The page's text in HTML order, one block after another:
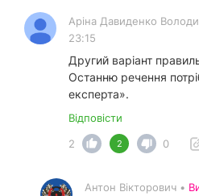
Аріна Давиденко
23:15
Другий варіант
Останню речення
експерта».
Відповісти
2
2 0
Антон Вікторович •